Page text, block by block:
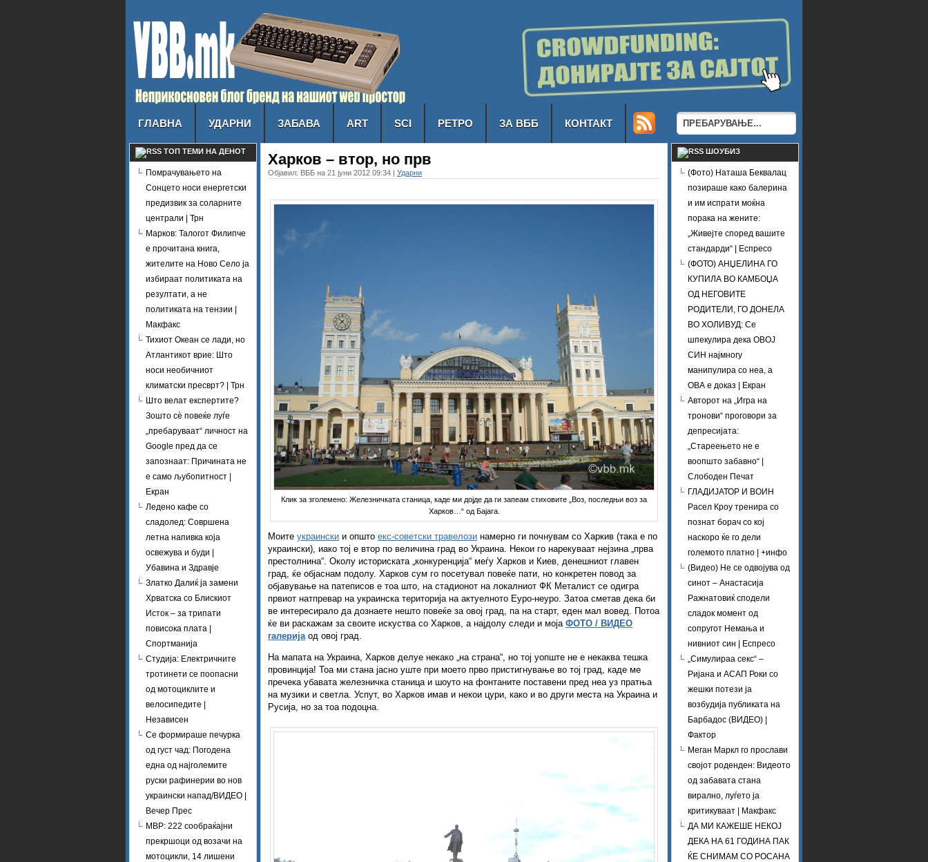
ГЛАВНА УДАРНИ ЗАБАВА ART SCI РЕТРО ЗА ВББ КОНТАКТ
ТОП ТЕМИ НА ДЕНОТ
Помрачувањето на
Сонцето носи енергетски
предизвик за соларните
централи | Трн
Марков: Талогот Филипче
е прочитана книга,
жителите на Ново Село ја
избираат политиката на
резултати, а не
политиката на тензии |
Макфакс
Тихиот Океан се лади, но
Атлантикот врие: Што
носи необичниот
климатски пресврт? | Трн
Што велат експертите?
Зошто сè повеќе луѓе
„пребаруваат“ личност на
Google пред да се
запознаат: Причината не
е само љубопитност |
Екран
Ледено кафе со
сладолед: Совршена
летна напивка која
освежува и буди |
Убавина и Здравје
Златко Далиќ ја замени
Хрватска со Блискиот
Исток – за трипати
повисока плата |
Спортманија
Студија: Електричните
тротинети се поопасни
од мотоциклите и
велосипедите |
Независен
Се формираше печурка
од густ чад: Погодена
една од најголемите
руски рафинерии во нов
украински напад/ВИДЕО |
Вечер Прес
МВР: 222 сообраќајни
прекршоци од возачи на
мотоцикли, 14 лишени
Харков – втор, но прв
Објавил: ВББ на 21 јуни 2012 09:34 | Ударни
Клик за зголемено: Железничката станица, каде ми дојде да ги запеам стиховите „Воз, последњи воз за
Харков…“ од Бајага.
Моите украински и општо екс-советски травелози намерно ги почнувам со Харкив (така е по
украински), иако тој е втор по величина град во Украина. Некои го нарекуваат нејзина „прва
престолнина“. Околу историската „конкуренција“ меѓу Харков и Киев, денешниот главен
град, ќе објаснам подолу. Харков сум го посетувал повеќе пати, но конкретен повод за
објавување на патеписов е тоа што, на стадионот на локалниот ФК Металист се одигра
првиот натпревар на украинска територија на актуелното Еуро-неуро. Затоа сметав дека би
ве интересирало да дознаете нешто повеќе за овој град, па на старт, еден мал вовед. Потоа
ќе ви раскажам за своите искуства со Харков, а најдолу следи и моја ФОТО / ВИДЕО
галеријаод овој град.
На мапата на Украина, Харков делуе некако „на страна“, но тој уопште не е некаква тешка
провинција! Тоа ми стана јасно уште при моето прво пристигнување во тој град, каде ме
пречека убавата железничка станица и шоуто на фонтаните поставени пред неа уз пратња
на музики и светла. Успут, во Харков имав и некои цури, како и во други места на Украина и
Русија, но за тоа подоцна.
ШОУБИЗ
(Фото) Наташа Беквалац
позираше како балерина
и им испрати моќна
порака на жените:
„Живејте според вашите
стандарди“ | Еспресо
(ФОТО) АНЏЕЛИНА ГО
КУПИЛА ВО КАМБОЏА
ОД НЕГОВИТЕ
РОДИТЕЛИ, ГО ДОНЕЛА
ВО ХОЛИВУД: Се
шпекулира дека ОВОЈ
СИН најмногу
манипулира со неа, а
ОВА е доказ | Екран
Авторот на „Игра на
тронови“ проговори за
депресијата:
„Стареењето не е
воопшто забавно“ |
Слободен Печат
ГЛАДИЈАТОР И ВОИН
Расел Кроу тренира со
познат борач со кој
наскоро ќе го дели
големото платно | +инфо
(Видео) Не се одвојува од
синот – Анастасија
Ражнатовиќ сподели
сладок момент од
сопругот Немања и
нивниот син | Еспресо
„Симулираа секс“ –
Ријана и АСАП Роки со
жешки потези ја
возбудија публиката на
Барбадос (ВИДЕО) |
Фактор
Меган Маркл го прослави
својот роденден: Видеото
од забавата стана
вирално, луѓето ја
критикуваат | Макфакс
ДА МИ КАЖЕШЕ НЕКОЈ
ДЕКА НА 61 ГОДИНА ПАК
ЌЕ СНИМАМ СО РОСАНА